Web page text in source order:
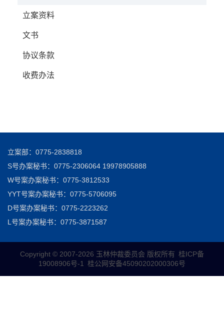
立案资料
文书
协议条款
收费办法
立案部：0775-2838818
S号办案秘书：0775-2306064 19978905888
W号案办案秘书：0775-3812533
YYT号案办案秘书：0775-5706095
D号案办案秘书：0775-2223262
L号案办案秘书：0775-3871587
Copyright © 2007-2026 玉林仲裁委员会 版权所有 桂ICP备
19008906号-1
桂公网安备45090202000306号